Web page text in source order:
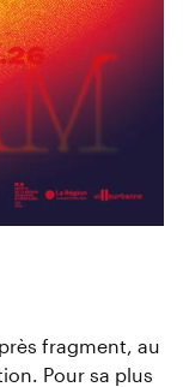
fragment, au
Pour sa plus